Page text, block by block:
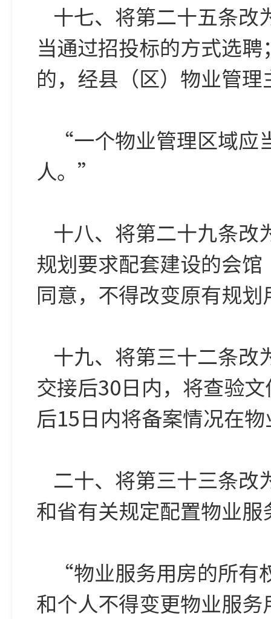
十七、将第二十五条
当通过招投标的方式选
的，经县（区）物业管
“一个物业管理区域
人。”
十八、将第二十九条
规划要求配套建设的会
同意，不得改变原有规
十九、将第三十二条
交接后30日内，将查验
后15日内将备案情况在
二十、将第三十三条
和省有关规定配置物业服
“物业服务用房的所
和个人不得变更物业服